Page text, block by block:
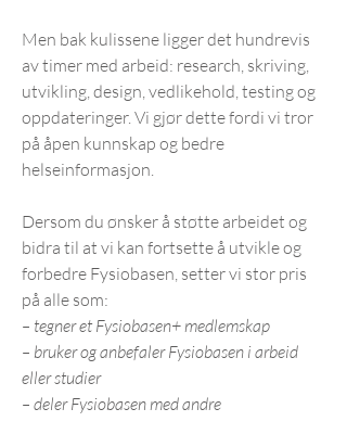
Men bak kulissene ligger det hundrevis
av timer med arbeid: research, skriving,
utvikling, design, vedlikehold, testing og
oppdateringer. Vi gjør dette fordi vi tror
på åpen kunnskap og bedre
helseinformasjon.
Dersom du ønsker å støtte arbeidet og
bidra til at vi kan fortsette å utvikle og
forbedre Fysiobasen, setter vi stor pris
på alle som:
– tegner et Fysiobasen+ medlemskap
– bruker og anbefaler Fysiobasen i arbeid
eller studier
– deler Fysiobasen med andre